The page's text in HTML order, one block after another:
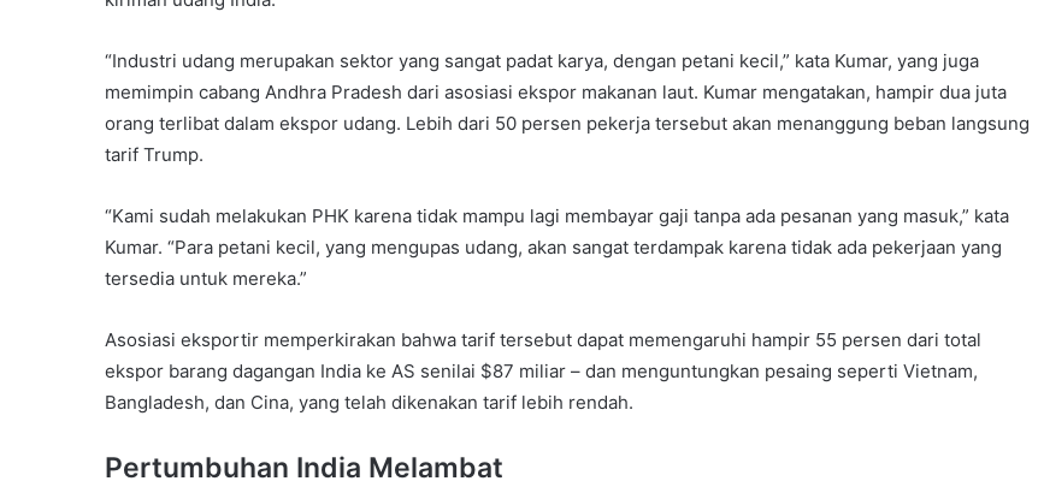
“Industri udang merupakan sektor yang sangat padat karya, dengan petani kecil,” kata Kumar, yang juga
memimpin cabang Andhra Pradesh dari asosiasi ekspor makanan laut. Kumar mengatakan, hampir dua juta
orang terlibat dalam ekspor udang. Lebih dari 50 persen pekerja tersebut akan menanggung beban langsung
tarif Trump.
“Kami sudah melakukan PHK karena tidak mampu lagi membayar gaji tanpa ada pesanan yang masuk,” kata
Kumar. “Para petani kecil, yang mengupas udang, akan sangat terdampak karena tidak ada pekerjaan yang
tersedia untuk mereka.”
Asosiasi eksportir memperkirakan bahwa tarif tersebut dapat memengaruhi hampir 55 persen dari total
ekspor barang dagangan India ke AS senilai $87 miliar – dan menguntungkan pesaing seperti Vietnam,
Bangladesh, dan Cina, yang telah dikenakan tarif lebih rendah.
Pertumbuhan India Melambat